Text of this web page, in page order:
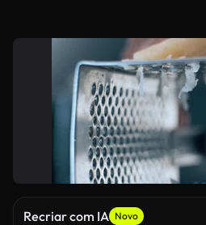
Recriar com IA Novo